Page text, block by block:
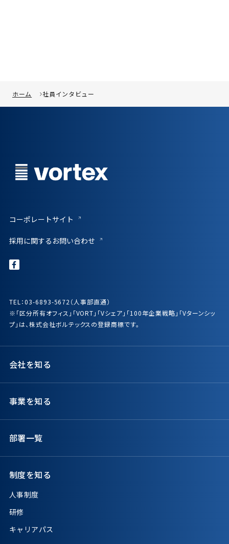
ホーム 社員インタビュー
コーポレートサイト
採用に関するお問い合わせ
会社を知る
事業を知る
部署一覧
制度を知る
人事制度
研修
キャリアパス
TEL：03-6893-5672（人事部直通）
※「区分所有オフィス」「VORT」「Vシェア」「100年企業戦略」「Vターンシッ
プ」は、株式会社ボルテックスの登録商標です。